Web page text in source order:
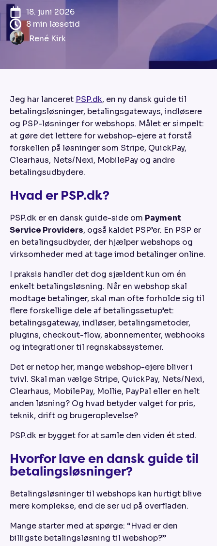
18. juni 2026
8 min læsetid
René Kirk
Jeg har lanceret PSP.dk, en ny dansk guide til
betalingsløsninger, betalingsgateways, indløsere
og PSP-løsninger for webshops. Målet er simpelt:
at gøre det lettere for webshop-ejere at forstå
forskellen på løsninger som Stripe, QuickPay,
Clearhaus, Nets/Nexi, MobilePay og andre
betalingsudbydere.
Hvad er PSP.dk?
PSP.dk er en dansk guide-side om Payment
Service Providers, også kaldet PSP’er. En PSP er
en betalingsudbyder, der hjælper webshops og
virksomheder med at tage imod betalinger online.
I praksis handler det dog sjældent kun om én
enkelt betalingsløsning. Når en webshop skal
modtage betalinger, skal man ofte forholde sig til
flere forskellige dele af betalingssetup’et:
betalingsgateway, indløser, betalingsmetoder,
plugins, checkout-flow, abonnementer, webhooks
og integrationer til regnskabssystemer.
Det er netop her, mange webshop-ejere bliver i
tvivl. Skal man vælge Stripe, QuickPay, Nets/Nexi,
Clearhaus, MobilePay, Mollie, PayPal eller en helt
anden løsning? Og hvad betyder valget for pris,
teknik, drift og brugeroplevelse?
PSP.dk er bygget for at samle den viden ét sted.
Hvorfor lave en dansk guide til
betalingsløsninger?
Betalingsløsninger til webshops kan hurtigt blive
mere komplekse, end de ser ud på overfladen.
Mange starter med at spørge: “Hvad er den
billigste betalingsløsning til webshop?”